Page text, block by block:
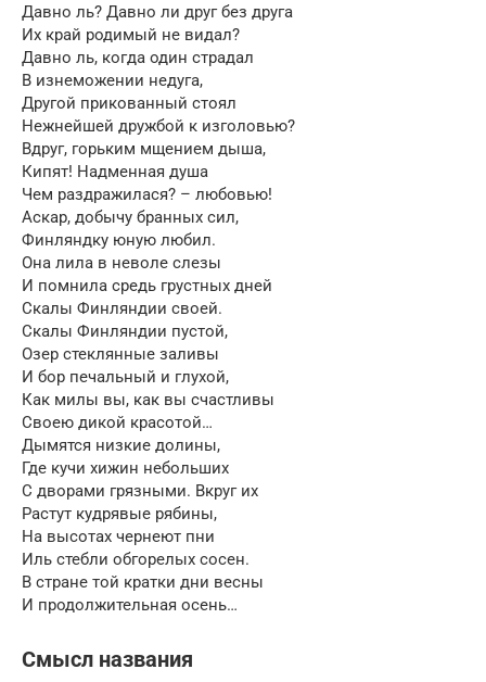
Давно ль? Давно ли друг без друга
Их край родимый не видал?
Давно ль, когда один страдал
В изнеможении недуга,
Другой прикованный стоял
Нежнейшей дружбой к изголовью?
Вдруг, горьким мщением дыша,
Кипят! Надменная душа
Чем раздражилася? – любовью!
Аскар, добычу бранных сил,
Финляндку юную любил.
Она лила в неволе слезы
И помнила средь грустных дней
Скалы Финляндии своей.
Скалы Финляндии пустой,
Озер стеклянные заливы
И бор печальный и глухой,
Как милы вы, как вы счастливы
Своею дикой красотой…
Дымятся низкие долины,
Где кучи хижин небольших
С дворами грязными. Вкруг их
Растут кудрявые рябины,
На высотах чернеют пни
Иль стебли обгорелых сосен.
В стране той кратки дни весны
И продолжительная осень…
Смысл названия